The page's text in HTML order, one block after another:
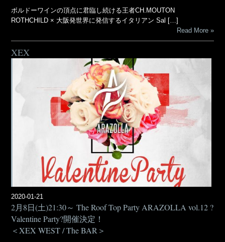
ボルドーワインの頂点に君臨し続ける王者CH.MOUTON
ROTHCHILD × 大阪発世界に発信するイタリアン Sal […]
Read More
XEX
2020-01-21
2月8日(土)21:30～ The Roof Top Party ARAZOLLA vol.12 ?
Valentine Party?開催決定！
＜XEX WEST / The BAR＞